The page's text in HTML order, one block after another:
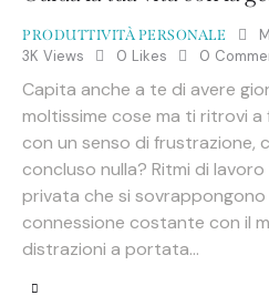
PRODUTTIVITÀ PERSONALE
3K Views 0 Likes 0
Capita anche a te di avere
moltissime cose ma ti ritrovi
con un senso di frustrazione,
concluso nulla? Ritmi di
privata che si
connessione costante con il
distrazioni a portata…